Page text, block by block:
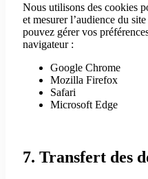
Nous utilisons des cookies
et mesurer l’audience du
pouvez gérer vos
navigateur :
Google Chrome
Mozilla Firefox
Safari
Microsoft Edge
7. Transfert des